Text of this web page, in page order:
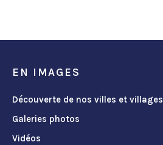
EN IMAGES
Découverte de nos villes et villages
Galeries photos
Vidéos